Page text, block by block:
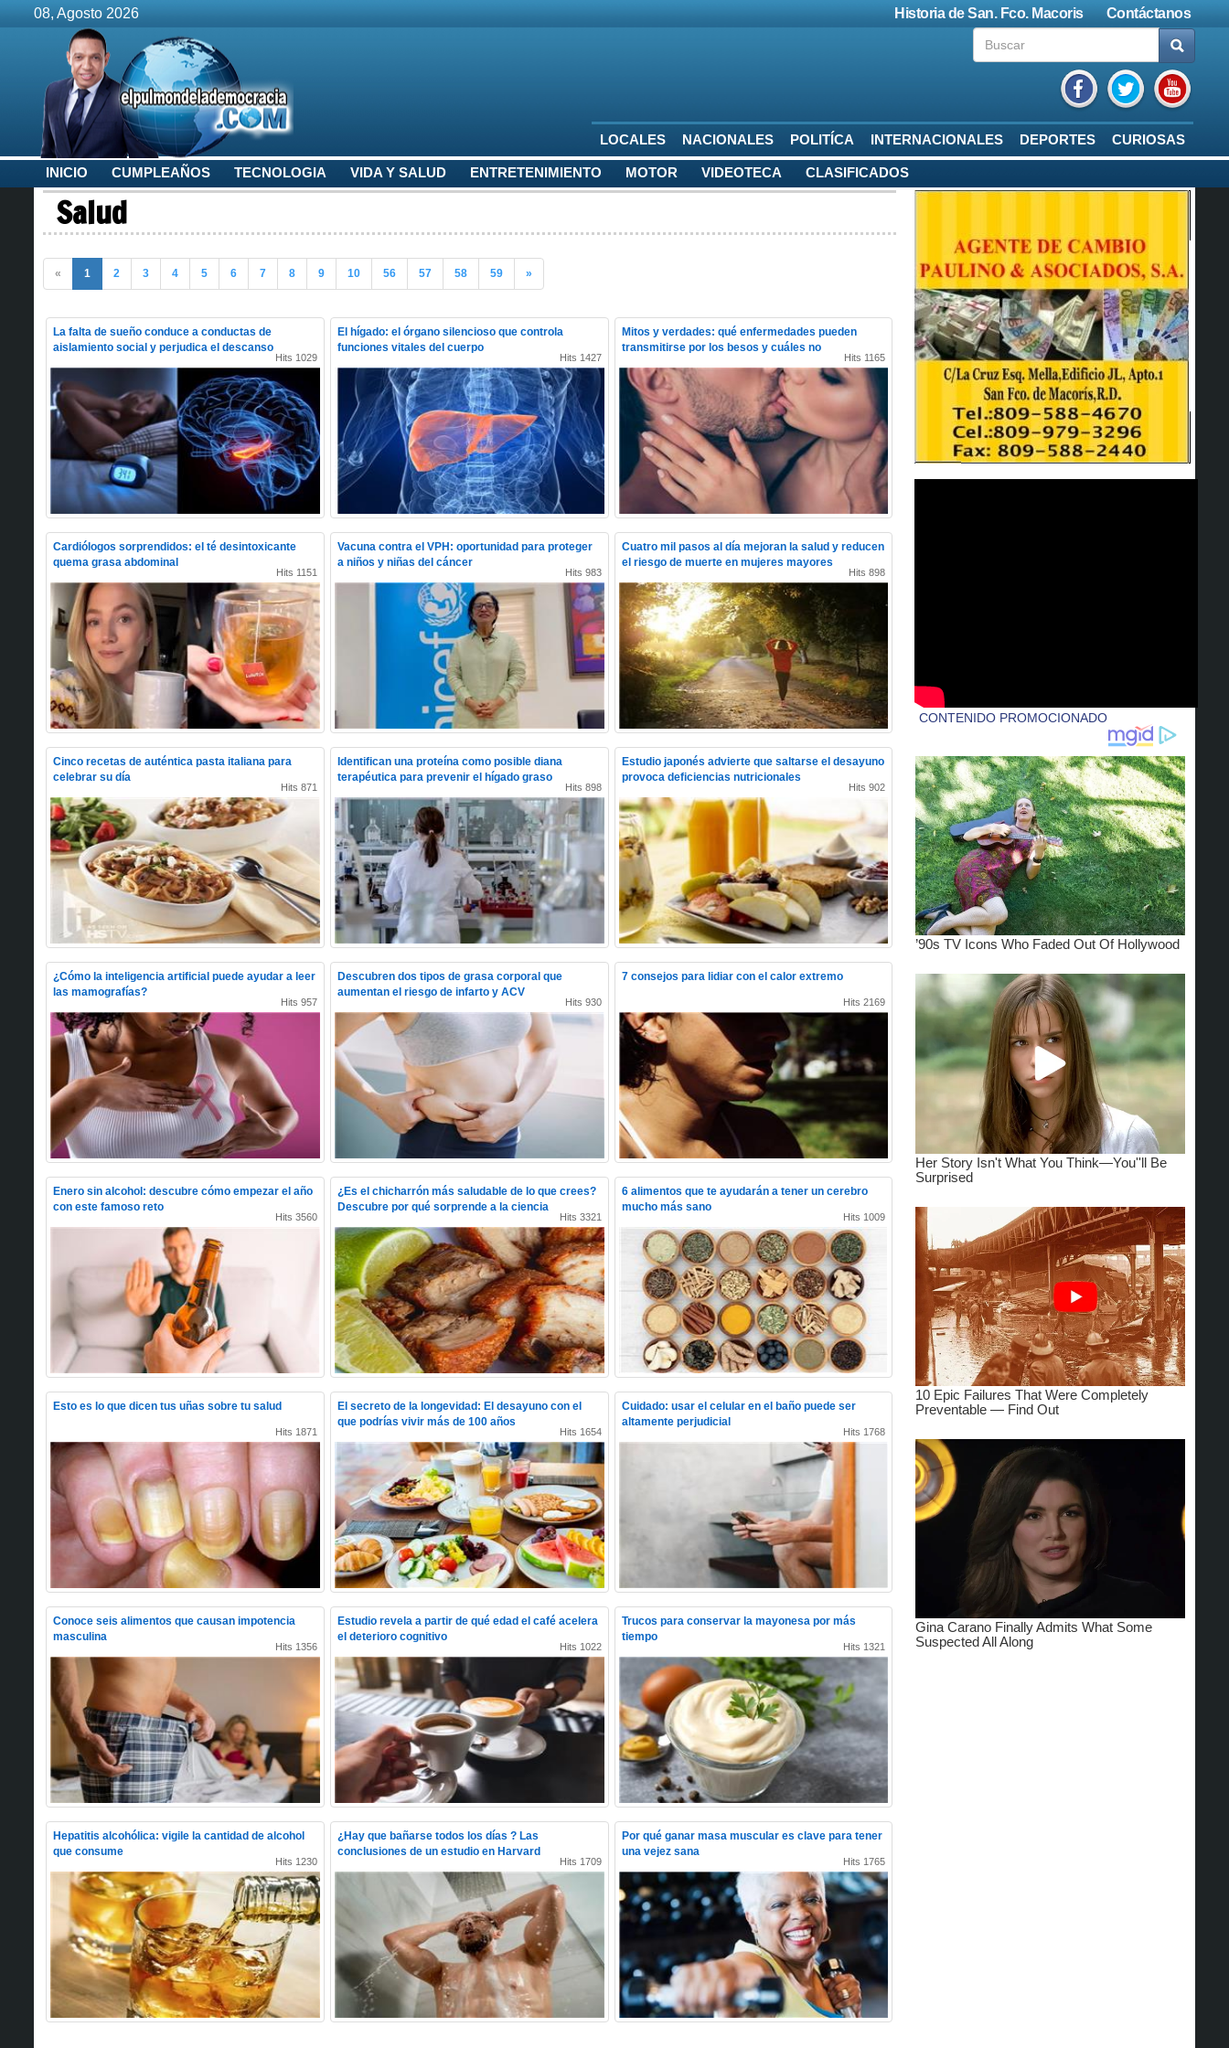
Contáctanos
Historia de San. Fco. Macoris
08, Agosto 2026
LOCALES NACIONALES POLITÍCA INTERNACIONALES DEPORTES CURIOSAS
INICIO CUMPLEAÑOS TECNOLOGIA VIDA Y SALUD ENTRETENIMIENTO MOTOR VIDEOTECA CLASIFICADOS
Salud
« 1 2 3 4 5 6 7 8 9 10 56 57 58 59 »
La falta de sueño conduce a conductas de
aislamiento social y perjudica el descanso
Hits 1029
El hígado: el órgano silencioso que controla
funciones vitales del cuerpo
Hits 1427
Mitos y verdades: qué enfermedades pueden
transmitirse por los besos y cuáles no
Hits 1165
Cardiólogos sorprendidos: el té desintoxicante
quema grasa abdominal
Hits 1151
Vacuna contra el VPH: oportunidad para proteger
a niños y niñas del cáncer
Hits 983
Cuatro mil pasos al día mejoran la salud y reducen
el riesgo de muerte en mujeres mayores
Hits 898
Cinco recetas de auténtica pasta italiana para
celebrar su día
Hits 871
Identifican una proteína como posible diana
terapéutica para prevenir el hígado graso
Hits 898
Estudio japonés advierte que saltarse el desayuno
provoca deficiencias nutricionales
Hits 902
¿Cómo la inteligencia artificial puede ayudar a leer
las mamografías?
Hits 957
Descubren dos tipos de grasa corporal que
aumentan el riesgo de infarto y ACV
Hits 930
7 consejos para lidiar con el calor extremo
Hits 2169
Enero sin alcohol: descubre cómo empezar el año
con este famoso reto
Hits 3560
¿Es el chicharrón más saludable de lo que crees?
Descubre por qué sorprende a la ciencia
Hits 3321
6 alimentos que te ayudarán a tener un cerebro
mucho más sano
Hits 1009
Esto es lo que dicen tus uñas sobre tu salud
Hits 1871
El secreto de la longevidad: El desayuno con el
que podrías vivir más de 100 años
Hits 1654
Cuidado: usar el celular en el baño puede ser
altamente perjudicial
Hits 1768
Conoce seis alimentos que causan impotencia
masculina
Hits 1356
Estudio revela a partir de qué edad el café acelera
el deterioro cognitivo
Hits 1022
Trucos para conservar la mayonesa por más
tiempo
Hits 1321
Hepatitis alcohólica: vigile la cantidad de alcohol
que consume
Hits 1230
¿Hay que bañarse todos los días ? Las
conclusiones de un estudio en Harvard
Hits 1709
Por qué ganar masa muscular es clave para tener
una vejez sana
Hits 1765